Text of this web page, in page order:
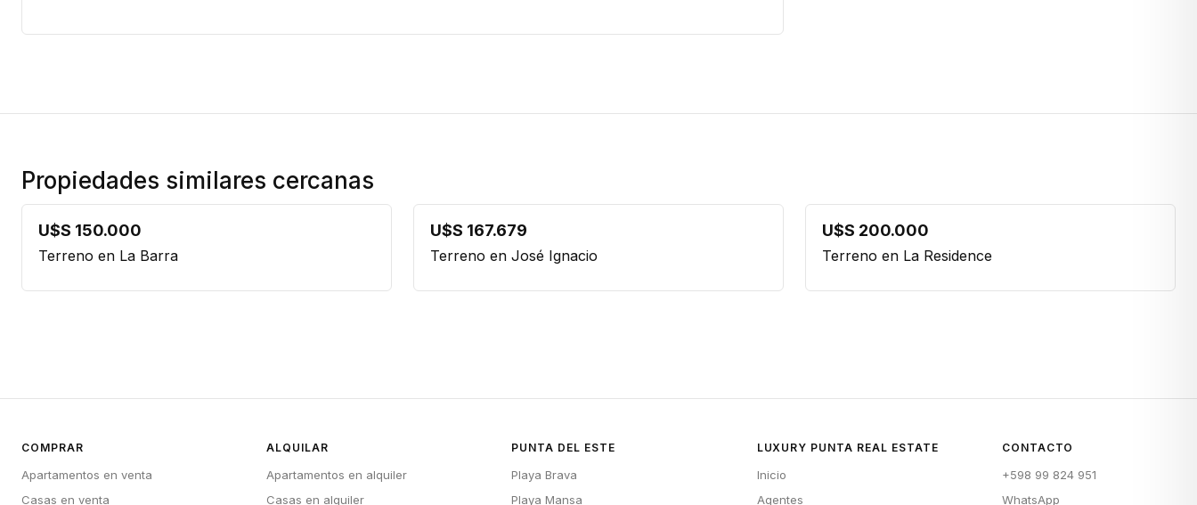
Propiedades similares cercanas
U$S 150.000
Terreno en La Barra
U$S 167.679
Terreno en José Ignacio
U$S 200.000
Terreno en La Residence
COMPRAR
Apartamentos en venta
Casas en venta
ALQUILAR
Apartamentos en alquiler
Casas en alquiler
PUNTA DEL ESTE
Playa Brava
Playa Mansa
LUXURY PUNTA REAL ESTATE
Inicio
Agentes
CONTACTO
+598 99 824 951
WhatsApp